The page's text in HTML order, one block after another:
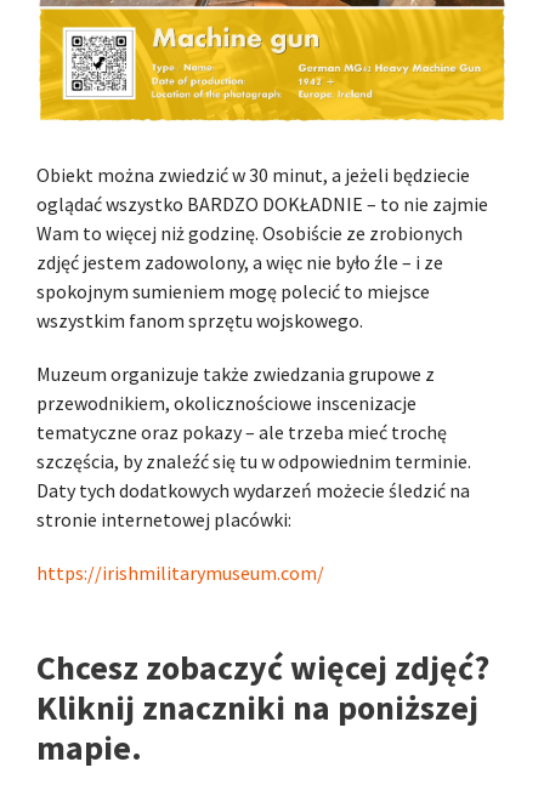
Obiekt można zwiedzić w 30 minut, a jeżeli będziecie
oglądać wszystko BARDZO DOKŁADNIE – to nie zajmie
Wam to więcej niż godzinę. Osobiście ze zrobionych
zdjęć jestem zadowolony, a więc nie było źle – i ze
spokojnym sumieniem mogę polecić to miejsce
wszystkim fanom sprzętu wojskowego.
Muzeum organizuje także zwiedzania grupowe z
przewodnikiem, okolicznościowe inscenizacje
tematyczne oraz pokazy – ale trzeba mieć trochę
szczęścia, by znaleźć się tu w odpowiednim terminie.
Daty tych dodatkowych wydarzeń możecie śledzić na
stronie internetowej placówki:
https://irishmilitarymuseum.com/
Chcesz zobaczyć więcej zdjęć?
Kliknij znaczniki na poniższej
mapie.